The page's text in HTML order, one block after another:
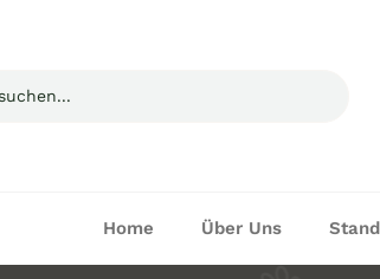
Home Über Uns